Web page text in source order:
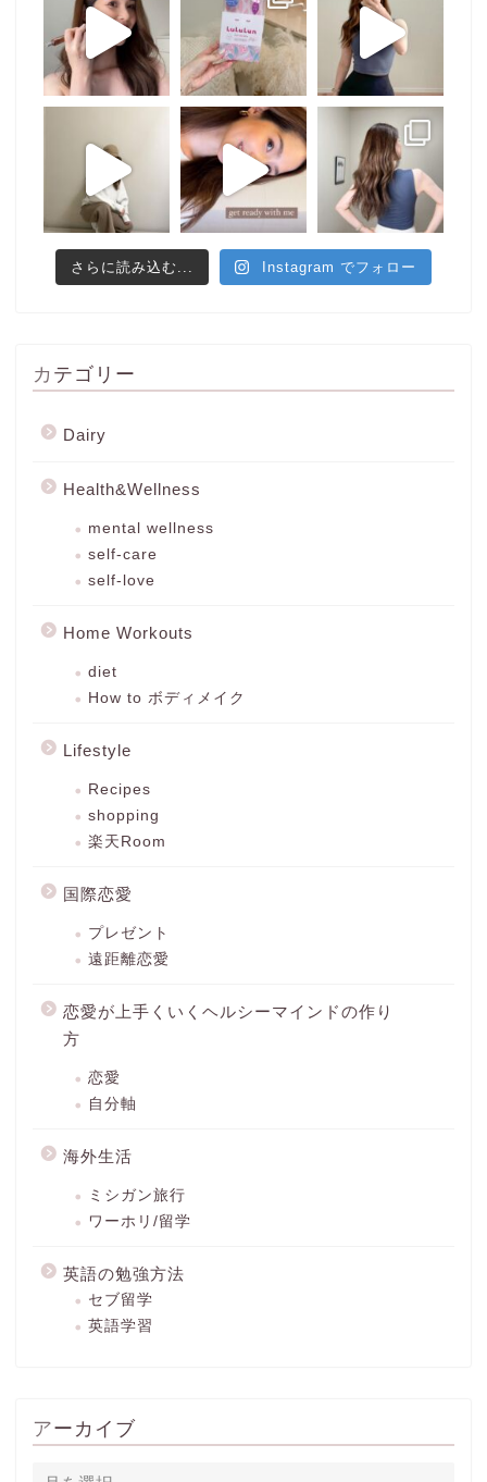
さらに読み込む... Instagram でフォロー
カテゴリー
Dairy
Health&Wellness
mental wellness
self-care
self-love
Home Workouts
diet
How to ボディメイク
Lifestyle
Recipes
shopping
楽天Room
国際恋愛
プレゼント
遠距離恋愛
恋愛が上手くいくヘルシーマインドの作り
方
恋愛
自分軸
海外生活
ミシガン旅行
ワーホリ/留学
英語の勉強方法
セブ留学
英語学習
アーカイブ